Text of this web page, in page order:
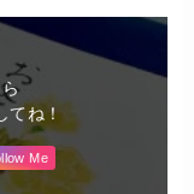
てね！
Me